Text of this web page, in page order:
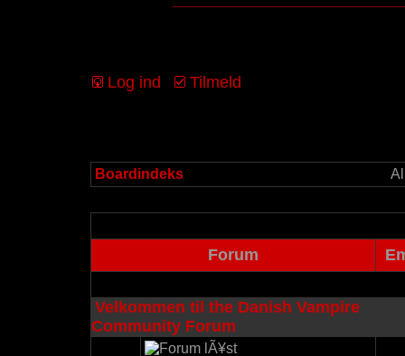
Log ind Tilmeld
Boardindeks
Forum
Velkommen til the Danish Vampire
Community Forum